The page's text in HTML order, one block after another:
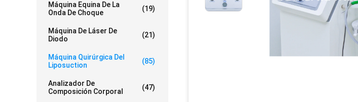
Máquina Equina De La
Onda De Choque
(19)
Máquina De Láser De
Diodo
(21)
Máquina Quirúrgica Del
Liposuction
(85)
Analizador De
Composición Corporal
(47)